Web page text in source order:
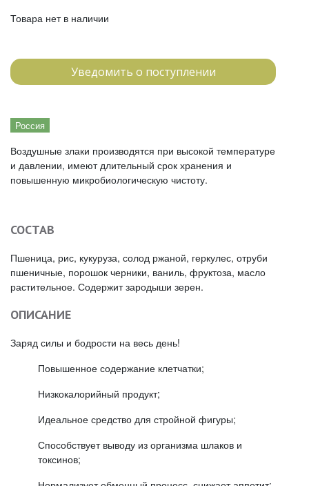
Товара нет в наличии
Уведомить о поступлении
Россия
Воздушные злаки производятся при высокой температуре
и давлении, имеют длительный срок хранения и
повышенную микробиологическую чистоту.
СОСТАВ
Пшеница, рис, кукуруза, солод ржаной, геркулес, отруби
пшеничные, порошок черники, ваниль, фруктоза, масло
растительное. Содержит зародыши зерен.
ОПИСАНИЕ
Заряд силы и бодрости на весь день!
Повышенное содержание клетчатки;
Низкокалорийный продукт;
Идеальное средство для стройной фигуры;
Способствует выводу из организма шлаков и
токсинов;